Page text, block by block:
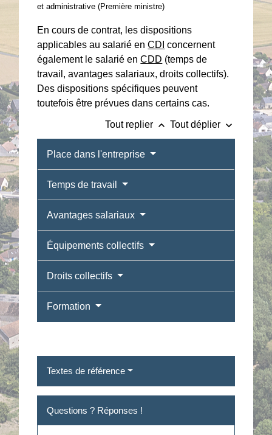
et administrative (Première ministre)
En cours de contrat, les dispositions
applicables au salarié enCDI concernent
également le salarié enCDD (temps de
travail, avantages salariaux, droits collectifs).
Des dispositions spécifiques peuvent
toutefois être prévues dans certains cas.
Tout replier keyboard_arrow_up Tout déplier keyboard_arrow_down
Place dans l'entreprise
Temps de travail
Avantages salariaux
Équipements collectifs
Droits collectifs
Formation
Textes de référence
Questions ? Réponses !